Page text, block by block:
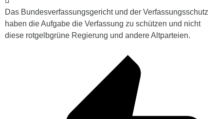
Das Bundesverfassungsgericht und der Verfassungsschutz
haben die Aufgabe die Verfassung zu schützen und nicht
diese rotgelbgrüne Regierung und andere Altparteien.